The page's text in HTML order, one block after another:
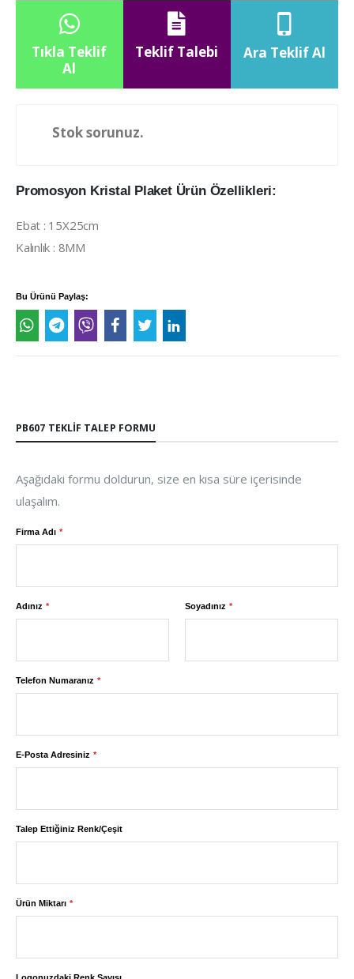
Tıkla Teklif
Al
Teklif Talebi Ara Teklif Al
Stok sorunuz.
Promosyon Kristal Plaket Ürün Özellikleri:
Ebat : 15X25cm
Kalınlık : 8MM
Bu Ürünü Paylaş:
PB607 TEKLIF TALEP FORMU
Aşağıdaki formu doldurun, size en kısa süre içerisinde
ulaşalım.
Firma Adı
Adınız Soyadınız
Telefon Numaranız
E-Posta Adresiniz
Talep Ettiğiniz Renk/Çeşit
Ürün Miktarı